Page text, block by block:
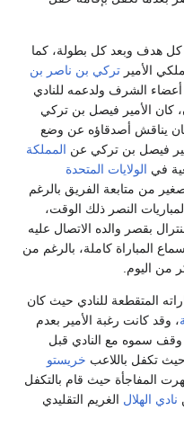
وبعد كل بطولة، كما
تركي بن ناصر بن
الشرف ولدعمه للنادي
الأمير فيصل بن تركي
أصدقاؤه عن وضع
فيصل بن تركي عن المملكة
الولايات المتحدة
من متابعة الفريق بالرغم
النصر ذلك الوقت،
والده الاتصال عليه
كاملة، بالرغم من
المتقطعة للنادي حيث كان
كانت رغبة الأمير بعدم
سموه مع النادي قبل
باللاعبخريستو
حيث قام بالتكفل
الهلالالغريم التقليدي